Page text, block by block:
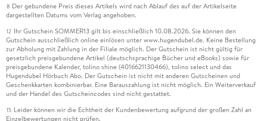
8 Der gebundene Preis dieses Artikels wird nach Ablauf des auf der Artikelseite
dargestellten Datums vom Verlag angehoben.
12 Ihr Gutschein SOMMER13 gilt bis einschließlich 10.08.2026. Sie können den
Gutschein ausschließlich online einlösen unter www.hugendubel.de. Keine Bestellung
zur Abholung mit Zahlung in der Filiale möglich. Der Gutschein ist nicht gültig für
gesetzlich preisgebundene Artikel (deutschsprachige Bücher und eBooks) sowie für
preisgebundene Kalender, tolino shine (4016621130466), tolino select und das
Hugendubel Hörbuch Abo. Der Gutschein ist nicht mit anderen Gutscheinen und
Geschenkkarten kombinierbar. Eine Barauszahlung ist nicht möglich. Ein Weiterverkauf
und der Handel des Gutscheincodes sind nicht gestattet.
15 Leider können wir die Echtheit der Kundenbewertung aufgrund der großen Zahl an
Einzelbewertungen nicht prüfen.